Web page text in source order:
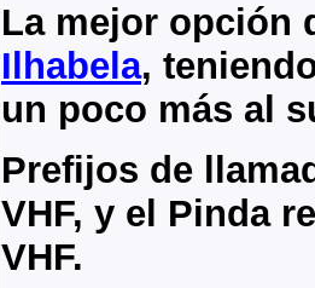
La mejor opción
Ilhabela,
un poco más al
Prefijos de
VHF, y el Pinda
VHF.